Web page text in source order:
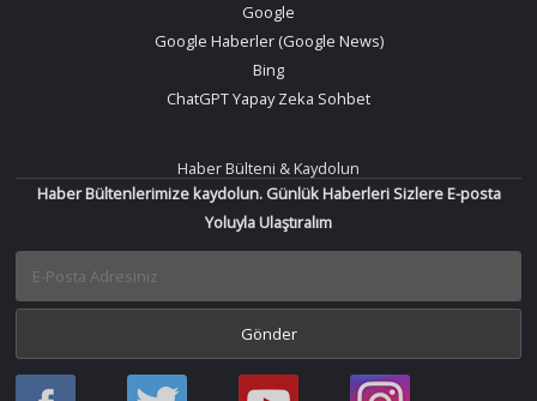
Google
Google Haberler (Google News)
Bing
ChatGPT Yapay Zeka Sohbet
Haber Bülteni & Kaydolun
Haber Bültenlerimize kaydolun. Günlük Haberleri Sizlere E-posta
Yoluyla Ulaştıralım
Haber
Haber
Bir
Bir